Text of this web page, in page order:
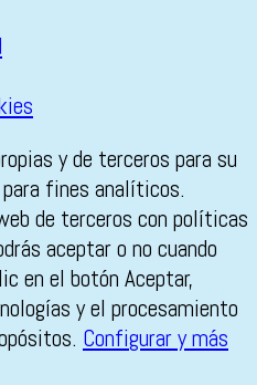
y de terceros para su
fines analíticos.
de terceros con políticas
aceptar o no cuando
en el botón Aceptar,
y el procesamiento
Configurar y más